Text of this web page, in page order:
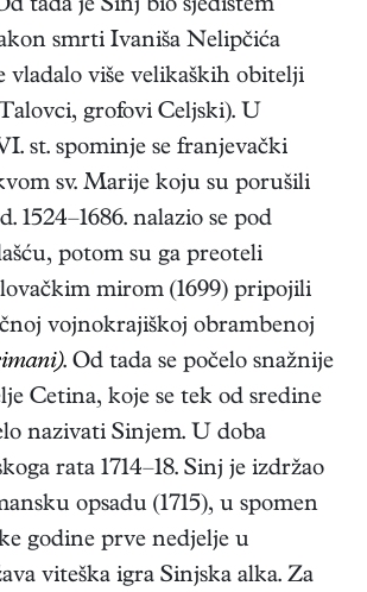
tada je Sinj bio sjedištem
smrti Ivaniša Nelipčića
vladalo više velikaških obitelji
grofovi Celjski). U
st. spominje se franjevački
sv. Marije koju su porušili
1524–1686. nalazio se pod
potom su ga preoteli
mirom (1699) pripojili
vojnokrajiškoj obrambenoj
. Od tada se počelo snažnije
Cetina, koje se tek od sredine
nazivati Sinjem. U doba
rata 1714–18. Sinj je izdržao
opsadu (1715), u spomen
godine prve nedjelje u
viteška igra Sinjska alka. Za